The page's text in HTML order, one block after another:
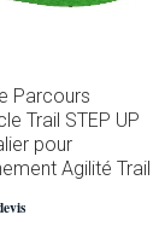
Parcours
Trail STEP UP
pour
Agilité Trail